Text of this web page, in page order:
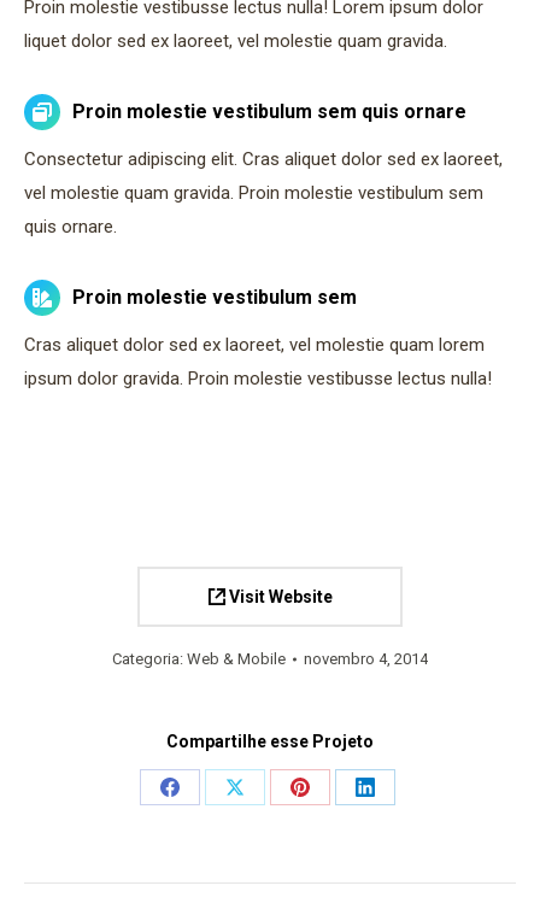
Proin molestie vestibusse lectus nulla! Lorem ipsum dolor
liquet dolor sed ex laoreet, vel molestie quam gravida.
Proin molestie vestibulum sem quis ornare
Consectetur adipiscing elit. Cras aliquet dolor sed ex laoreet,
vel molestie quam gravida. Proin molestie vestibulum sem
quis ornare.
Proin molestie vestibulum sem
Cras aliquet dolor sed ex laoreet, vel molestie quam lorem
ipsum dolor gravida. Proin molestie vestibusse lectus nulla!
Visit Website
Categoria: Web & Mobile novembro 4, 2014
Compartilhe esse Projeto
Share
Share
Share
Share